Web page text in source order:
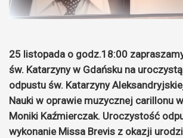
25 listopada o godz.18:00
św. Katarzyny w Gdańsku na
odpustu św. Katarzyny
Nauki w oprawie muzycznej carillonu
Moniki Kaźmierczak. Uroczystość
wykonanie Missa Brevis z okazji